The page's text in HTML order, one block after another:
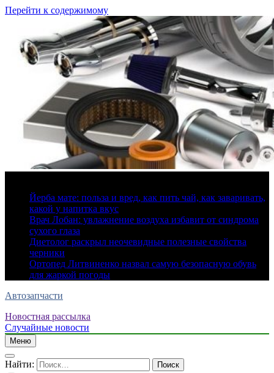
Перейти к содержимому
Йерба мате: польза и вред, как пить чай, как заваривать,
какой у напитка вкус
Врач Лобан: увлажнение воздуха избавит от синдрома
сухого глаза
Диетолог раскрыл неочевидные полезные свойства
черники
Ортопед Литвиненко назвал самую безопасную обувь
для жаркой погоды
Автозапчасти
Новостная рассылка
Случайные новости
Меню
Найти: